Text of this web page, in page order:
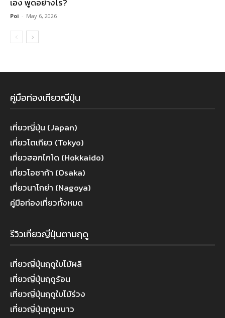
เอง พูดอย่างไร?
Poi - May 6, 2026
คู่มือท่องเที่ยวญี่ปุ่น
เที่ยวญี่ปุ่น (Japan)
เที่ยวโตเกียว (Tokyo)
เที่ยวฮอกไกโด (Hokkaido)
เที่ยวโอซาก้า (Osaka)
เที่ยวนาโกย่า (Nagoya)
คู่มือท่องเที่ยวทั้งหมด
รีวิวเที่ยวญี่ปุ่นตามฤดู
เที่ยวญี่ปุ่นฤดูใบไม้ผลิ
เที่ยวญี่ปุ่นฤดูร้อน
เที่ยวญี่ปุ่นฤดูใบไม้ร่วง
เที่ยวญี่ปุ่นฤดูหนาว